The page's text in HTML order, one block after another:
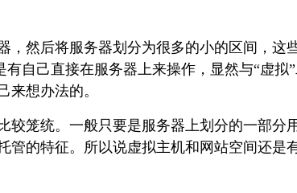
然后将服务器划分为很多的小的区间，
自己直接在服务器上来操作，显然与“虚
来想办法的。
笼统。一般只要是服务器上划分的一部
的特征。所以说虚拟主机和网站空间还是